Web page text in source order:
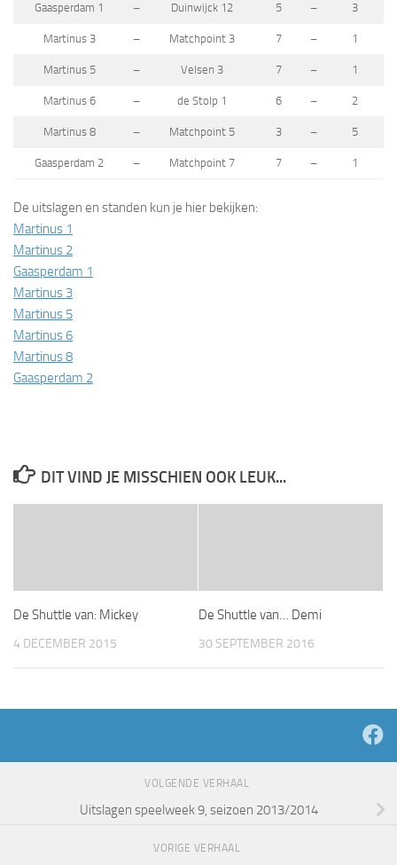
Gaasperdam 1 – Duinwijck 12 5 – 3
Martinus 3 – Matchpoint 3 7 – 1
Martinus 5 – Velsen 3 7 – 1
Martinus 6 – de Stolp 1 6 – 2
Martinus 8 – Matchpoint 5 3 – 5
Gaasperdam 2 – Matchpoint 7 7 – 1
De uitslagen en standen kun je hier bekijken:
Martinus 1
Martinus 2
Gaasperdam 1
Martinus 3
Martinus 5
Martinus 6
Martinus 8
Gaasperdam 2
DIT VIND JE MISSCHIEN OOK LEUK...
De Shuttle van: Mickey
4 DECEMBER 2015
De Shuttle van… Demi
30 SEPTEMBER 2016
VOLGENDE VERHAAL
Uitslagen speelweek 9, seizoen 2013/2014
VORIGE VERHAAL